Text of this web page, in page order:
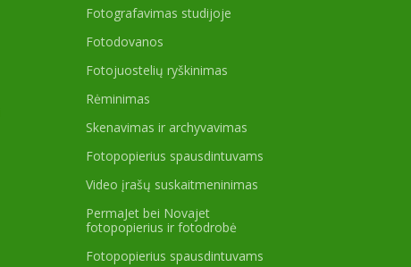
Fotografavimas studijoje
Fotodovanos
Fotojuostelių ryškinimas
Rėminimas
Skenavimas ir archyvavimas
Fotopopierius spausdintuvams
Video įrašų suskaitmeninimas
PermaJet bei Novajet
fotopopierius ir fotodrobė
Fotopopierius spausdintuvams